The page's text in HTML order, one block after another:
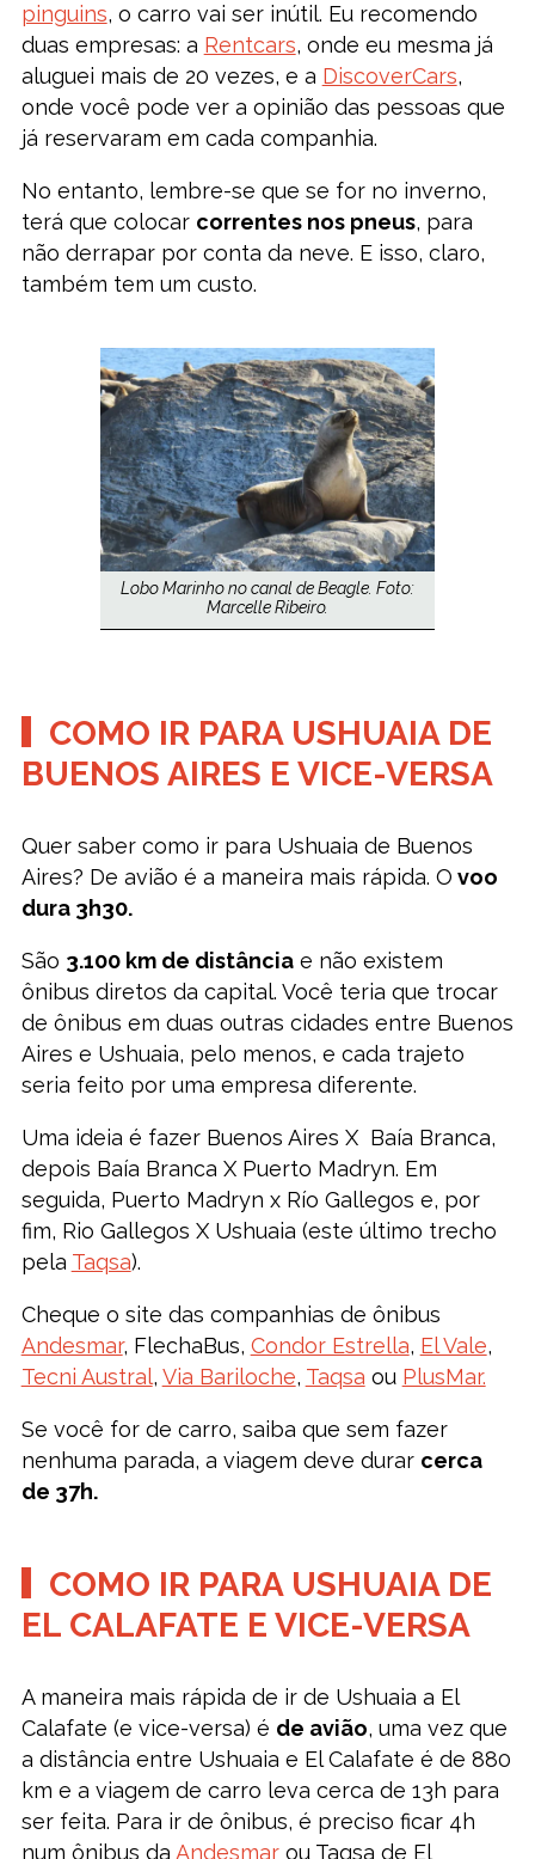
pinguins, o carro vai ser inútil. Eu recomendo
duas empresas: a Rentcars, onde eu mesma já
aluguei mais de 20 vezes, e a DiscoverCars,
onde você pode ver a opinião das pessoas que
já reservaram em cada companhia.
No entanto, lembre-se que se for no inverno,
terá que colocar correntes nos pneus, para
não derrapar por conta da neve. E isso, claro,
também tem um custo.
Lobo Marinho no canal de Beagle. Foto:
Marcelle Ribeiro.
COMO IR PARA USHUAIA DE
BUENOS AIRES E VICE-VERSA
Quer saber como ir para Ushuaia de Buenos
Aires? De avião é a maneira mais rápida. O voo
dura 3h30.
São 3.100 km de distânciae não existem
ônibus diretos da capital. Você teria que trocar
de ônibus em duas outras cidades entre Buenos
Aires e Ushuaia, pelo menos, e cada trajeto
seria feito por uma empresa diferente.
Uma ideia é fazer Buenos Aires X Baía Branca,
depois Baía Branca X Puerto Madryn. Em
seguida, Puerto Madryn x Río Gallegos e, por
fim, Rio Gallegos X Ushuaia (este último trecho
pela Taqsa).
Cheque o site das companhias de ônibus
Andesmar, FlechaBus, Condor Estrella, El Vale,
Tecni Austral, Via Bariloche, Taqsa ou PlusMar.
Se você for de carro, saiba que sem fazer
nenhuma parada, a viagem deve durar cerca
de 37h.
COMO IR PARA USHUAIA DE
EL CALAFATE E VICE-VERSA
A maneira mais rápida de ir de Ushuaia a El
Calafate (e vice-versa) é de avião, uma vez que
a distância entre Ushuaia e El Calafate é de 880
km e a viagem de carro leva cerca de 13h para
ser feita. Para ir de ônibus, é preciso ficar 4h
num ônibus da Andesmarou Taqsa de El